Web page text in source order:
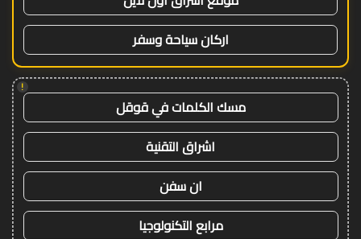
اركان سياحة وسفر
!
مسك الكلمات في قوقل
اشراق التقنية
ان سفن
مرابع التكنولوجيا